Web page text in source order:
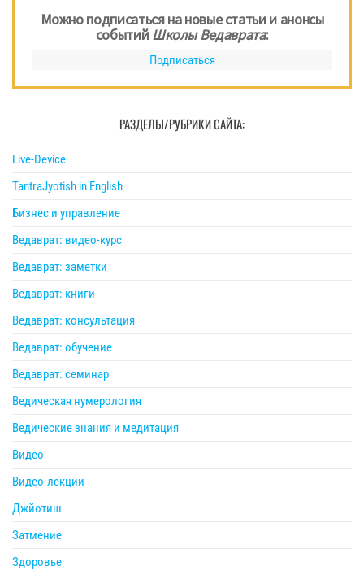
Можно подписаться на новые статьи и анонсы
событийШколы Ведаврата:
Подписаться
РАЗДЕЛЫ/РУБРИКИ САЙТА:
Live-Device
TantraJyotish in English
Бизнес и управление
Ведаврат: видео-курс
Ведаврат: заметки
Ведаврат: книги
Ведаврат: консультация
Ведаврат: обучение
Ведаврат: семинар
Ведическая нумерология
Ведические знания и медитация
Видео
Видео-лекции
Джйотиш
Затмение
Здоровье